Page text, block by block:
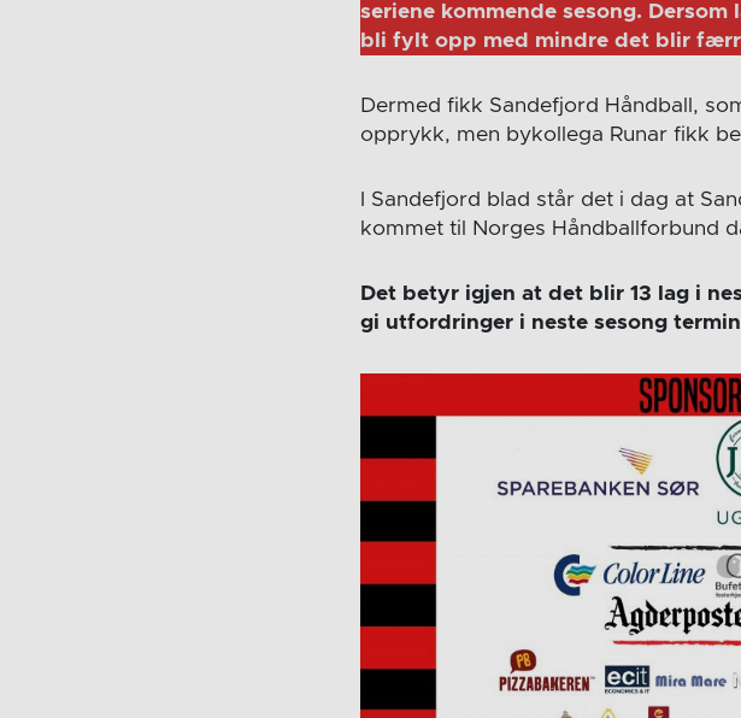
seriene kommende sesong.​
bli fylt opp med mindre det blir
Dermed fikk Sandefjord Håndball,
opprykk, men bykollega Runar fikk
I Sandefjord blad står det i dag at
kommet til Norges Håndballforbund
Det betyr igjen at det blir 13 lag i
gi utfordringer i neste sesong